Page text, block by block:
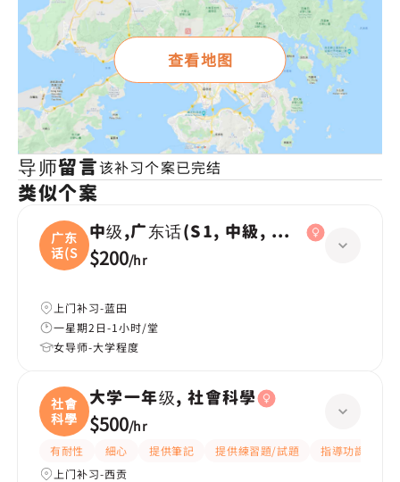
查看地图
导师留言该补习个案已完结
类似个案
广东
话(S
中级,广东话(S1, 中級, 學校課程)
$200/hr
上门补习-蓝田
一星期2日-1小时/堂
女导师-大学程度
社會
科學
大学一年级, 社會科學
$500/hr
有耐性 細心 提供筆記 提供練習題/試題 指導功課
上门补习-西贡